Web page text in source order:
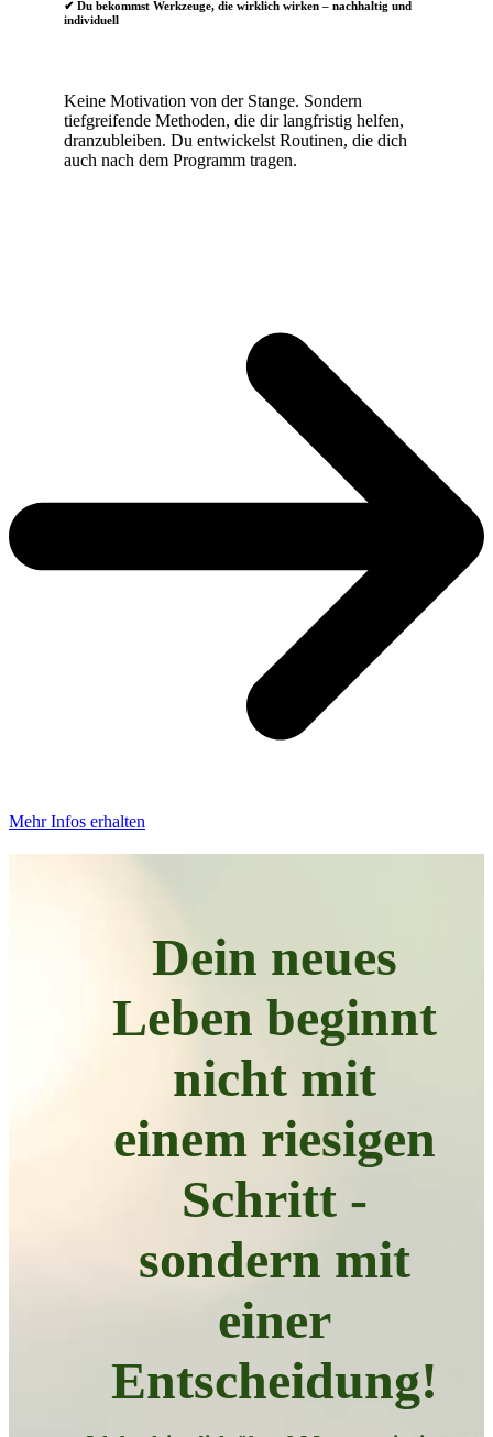
✔ Du bekommst Werkzeuge, die wirklich wirken – nachhaltig und
individuell
Keine Motivation von der Stange. Sondern
tiefgreifende Methoden, die dir langfristig helfen,
dranzubleiben. Du entwickelst Routinen, die dich
auch nach dem Programm tragen.
Mehr Infos erhalten
Dein neues
Leben beginnt
nicht mit
einem riesigen
Schritt -
sondern mit
einer
Entscheidung!